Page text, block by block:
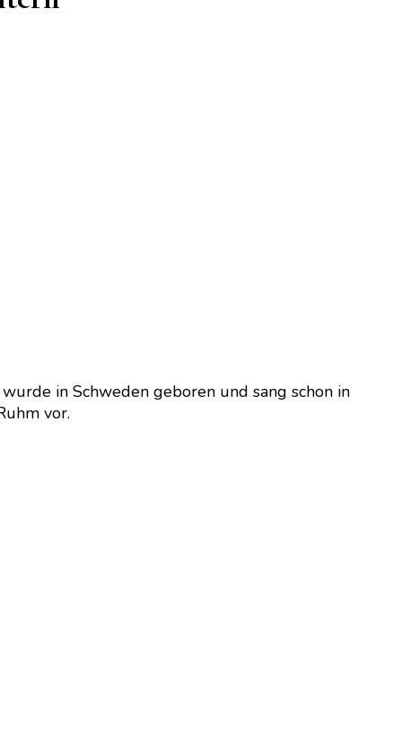
in Schweden geboren und sang schon in
vor.